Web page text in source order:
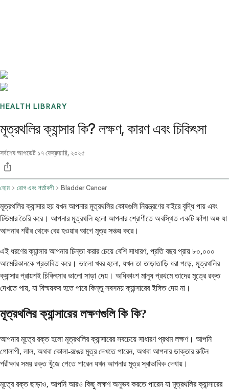
HEALTH LIBRARY
মূত্রথলির ক্যান্সার কি? লক্ষণ, কারণ এবং চিকিৎসা
সর্বশেষ আপডেট ১৭ ফেব্রুয়ারি, ২০২৫
হোম রোগ এবং শর্তাবলী Bladder Cancer
মূত্রথলির ক্যান্সার হয় যখন আপনার মূত্রথলির কোষগুলি নিয়ন্ত্রণের বাইরে বৃদ্ধি পায় এবং
টিউমার তৈরি করে। আপনার মূত্রথলি হলো আপনার শ্রোণীতে অবস্থিত একটি ফাঁপা অঙ্গ যা
আপনার শরীর থেকে বের হওয়ার আগে মূত্র সঞ্চয় করে।
এই ধরণের ক্যান্সার আপনার চিন্তা করার চেয়ে বেশি সাধারণ, প্রতি বছর প্রায় ৮০,০০০
আমেরিকানকে প্রভাবিত করে। ভালো খবর হলো, যখন তা তাড়াতাড়ি ধরা পড়ে, মূত্রথলির
ক্যান্সার প্রায়শই চিকিৎসার ভালো সাড়া দেয়। অধিকাংশ মানুষ প্রথমে তাদের মূত্রে রক্ত
দেখতে পায়, যা বিস্ময়কর হতে পারে কিন্তু সবসময় ক্যান্সারের ইঙ্গিত দেয় না।
মূত্রথলির ক্যান্সারের লক্ষণগুলি কি কি?
আপনার মূত্রে রক্ত হলো মূত্রথলির ক্যান্সারের সবচেয়ে সাধারণ প্রথম লক্ষণ। আপনি
গোলাপী, লাল, অথবা কোলা-রঙের মূত্র দেখতে পারেন, অথবা আপনার ডাক্তার রুটিন
পরীক্ষার সময় রক্ত খুঁজে পেতে পারেন যখন আপনার মূত্র স্বাভাবিক দেখায়।
মূত্রে রক্ত ছাড়াও, আপনি আরও কিছু লক্ষণ অনুভব করতে পারেন যা মূত্রথলির ক্যান্সারের